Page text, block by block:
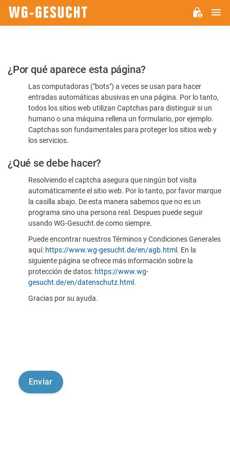
Por
favor,
confirme
humano
¿Por qué aparece esta página?
Las computadoras ("bots") a veces se usan para hacer
entradas automáticas abusivas en una página. Por lo tanto,
todos los sitios web utilizan Captchas para distinguir si un
humano o una máquina rellena un formulario, por ejemplo.
Captchas son fundamentales para proteger los sitios web y
los servicios.
¿Qué se debe hacer?
Resolviendo el captcha asegura que ningún bot visita
automáticamente el sitio web. Por lo tanto, por favor marque
la casilla abajo. De esta manera sabemos que no es un
programa sino una persona real. Despues puede seguir
usando WG-Gesucht.de como siempre.
Puede encontrar nuestros Términos y Condiciones Generales
aquí: https://www.wg-gesucht.de/en/agb.html . En la
siguiente página se ofrece más información sobre la
protección de datos: https://www.wg-
gesucht.de/en/datenschutz.html .
Gracias por su ayuda.